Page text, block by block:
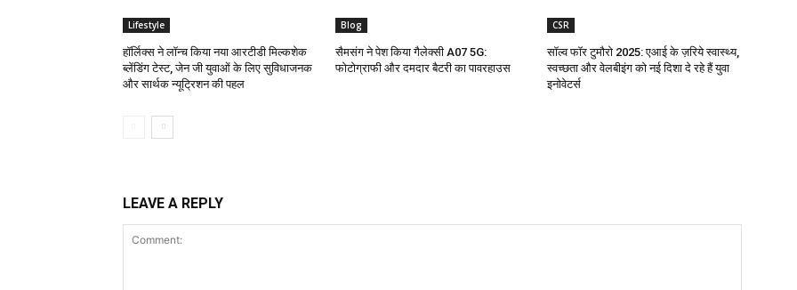
Lifestyle
हॉर्लिक्स ने लॉन्च किया नया आरटीडी मिल्कशेक
ब्लेंडिंग टेस्ट, जेन जी युवाओं के लिए सुविधाजनक
और सार्थक न्यूट्रिशन की पहल
Blog
सैमसंग ने पेश किया गैलेक्सी A07 5G:
फोटोग्राफी और दमदार बैटरी का पावरहाउस
CSR
सॉल्व फॉर टुमौरो 2025: एआई के ज़रिये स्वास्थ्य,
स्वच्छता और वेलबीइंग को नई दिशा दे रहे हैं युवा
इनोवेटर्स
LEAVE A REPLY